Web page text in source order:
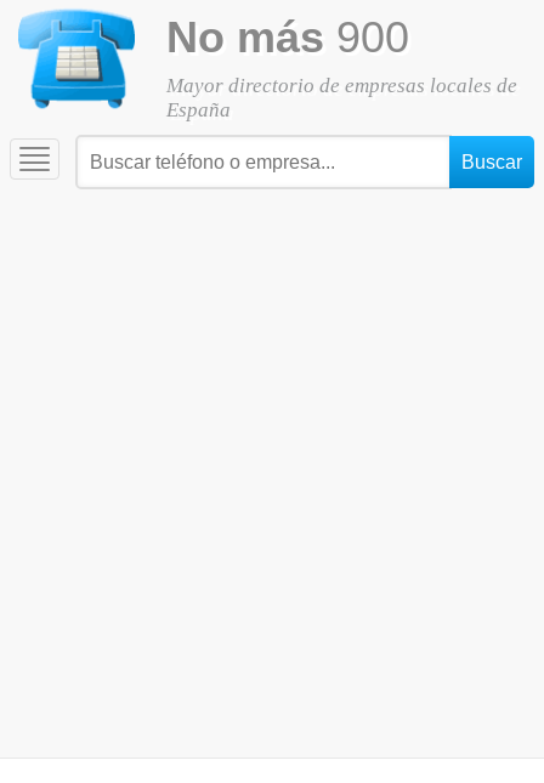
No más 900
Mayor directorio de empresas locales de
España
Toggle
navigation